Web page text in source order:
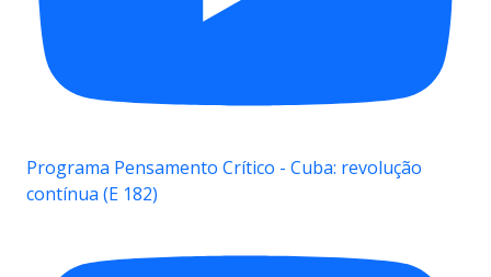
Programa Pensamento Crítico - Cuba: revolução
contínua (E 182)